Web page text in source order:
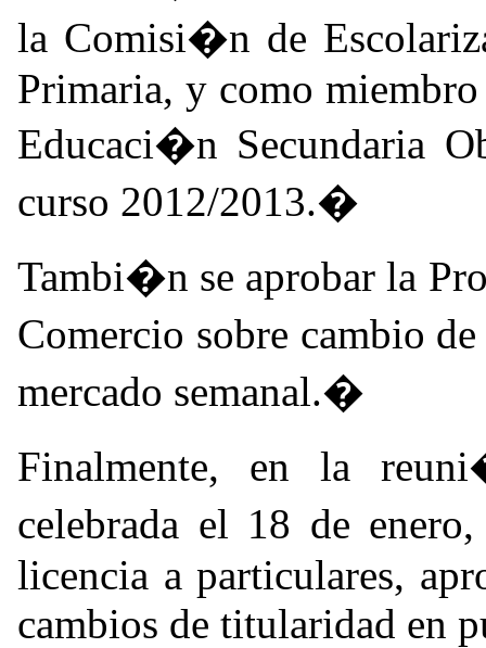
la Comisi�n de
Primaria, y como
Educaci�n Secundaria
curso 2012/2013.�
Tambi�n se aprobar la
Comercio sobre cambio
mercado semanal.�
Finalmente, en la
celebrada el 18 de
licencia a particulares,
cambios de titularidad en